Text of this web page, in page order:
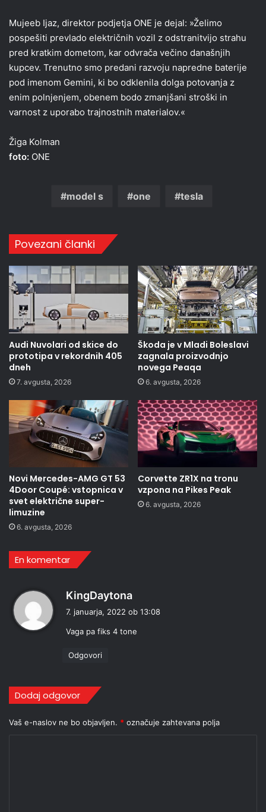
Mujeeb Ijaz, direktor podjetja ONE je dejal: »Želimo
pospešiti prevlado električnih vozil z odstranitvijo strahu
pred kratkim dometom, kar odvrača večino današnjih
kupcev. Trenutno smo predani razvoju napredne baterije
pod imenom Gemini, ki bo odklenila dolga potovanja z
enim polnjenjem, obenem bodo zmanjšani stroški in
varnost z uporabo trajnostnih materialov.«
Žiga Kolman
foto: ONE
model s one tesla
Povezani članki
Audi Nuvolari od skice do
prototipa v rekordnih 405
dneh
7. avgusta, 2026
Škoda je v Mladi Boleslavi
zagnala proizvodnjo
novega Peaqa
6. avgusta, 2026
Novi Mercedes-AMG GT 53
4Door Coupé: vstopnica v
svet električne super-
limuzine
6. avgusta, 2026
Corvette ZR1X na tronu
vzpona na Pikes Peak
6. avgusta, 2026
En komentar
KingDaytona
r
v
7. januarja, 2022 ob 13:08
Vaga pa fiks 4 tone
Odgovori
Dodaj odgovor
Vaš e-naslov ne bo objavljen. * označuje zahtevana polja